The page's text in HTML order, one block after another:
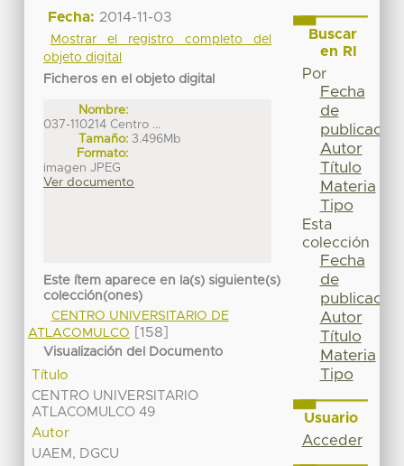
Fecha: 2014-11-03
Mostrar el registro completo del
objeto digital
Ficheros en el objeto digital
Nombre:
037-110214 Centro ...
Tamaño: 3.496Mb
Formato:
imagen JPEG
Ver documento
Este ítem aparece en la(s) siguiente(s)
colección(ones)
CENTRO UNIVERSITARIO DE
ATLACOMULCO
[158]
Visualización del Documento
Título
CENTRO UNIVERSITARIO
ATLACOMULCO 49
Autor
UAEM, DGCU
Buscar
en RI
Por
Fecha
de
publicación
Autor
Título
Materia
Tipo
Esta
colección
Fecha
de
publicación
Autor
Título
Materia
Tipo
Usuario
Acceder